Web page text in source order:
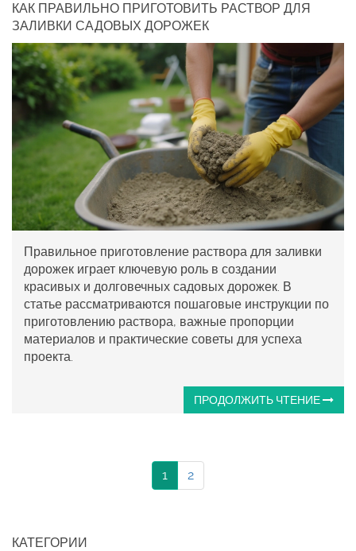
КАК ПРАВИЛЬНО ПРИГОТОВИТЬ РАСТВОР ДЛЯ
ЗАЛИВКИ САДОВЫХ ДОРОЖЕК
Правильное приготовление раствора для заливки
дорожек играет ключевую роль в создании
красивых и долговечных садовых дорожек. В
статье рассматриваются пошаговые инструкции по
приготовлению раствора, важные пропорции
материалов и практические советы для успеха
проекта.
ПРОДОЛЖИТЬ ЧТЕНИЕ
1 2
КАТЕГОРИИ